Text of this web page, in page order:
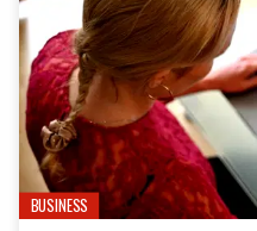
BUSINESS